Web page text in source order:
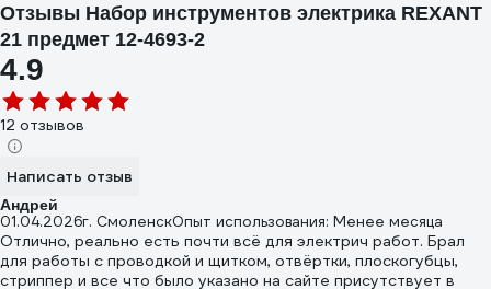
Отзывы Набор инструментов электрика REXANT
21 предмет 12-4693-2
4.9
12 отзывов
Написать отзыв
Андрей
01.04.2026г. СмоленскОпыт использования: Менее месяца
Отлично, реально есть почти всё для электрич работ. Брал
для работы с проводкой и щитком, отвёртки, плоскогубцы,
стриппер и все что было указано на сайте присутствует в